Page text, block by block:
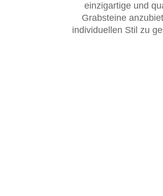
einzigartige und
Grabsteine anzubiet
individue en Stil zu